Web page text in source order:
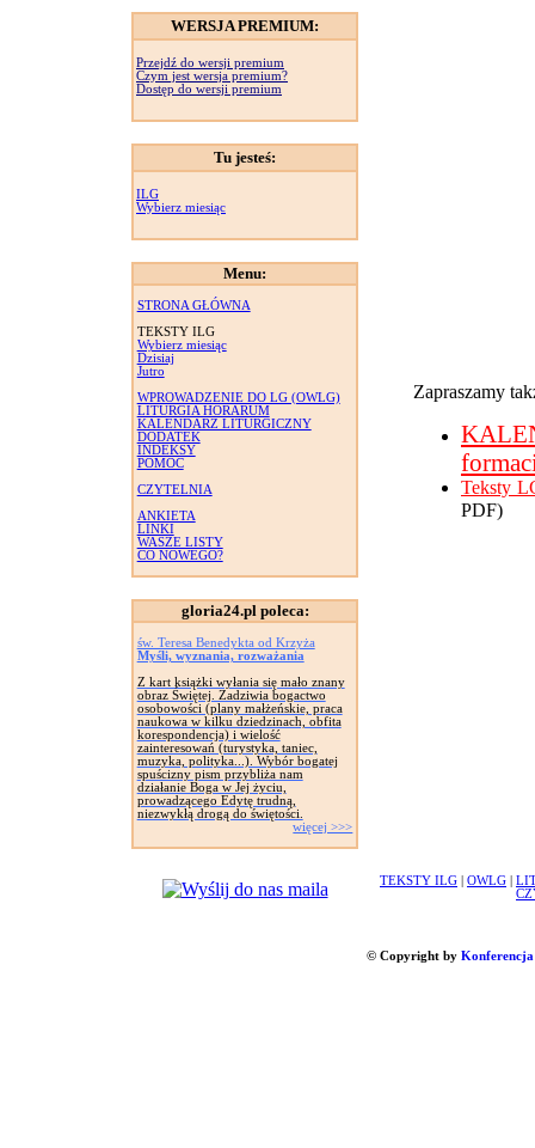
WERSJA PREMIUM:
Przejdź do wersji premium
Czym jest wersja premium?
Dostęp do wersji premium
Tu jesteś:
ILG
Wybierz miesiąc
Menu:
STRONA GŁÓWNA
TEKSTY ILG
Wybierz miesiąc
Dzisiaj
Jutro
WPROWADZENIE DO LG (OWLG)
LITURGIA HORARUM
KALENDARZ LITURGICZNY
DODATEK
INDEKSY
POMOC
CZYTELNIA
ANKIETA
LINKI
WASZE LISTY
CO NOWEGO?
gloria24.pl poleca:
św. Teresa Benedykta od Krzyża
Myśli, wyznania, rozważania
Z kart książki wyłania się mało znany
obraz Świętej. Zadziwia bogactwo
osobowości (plany małżeńskie, praca
naukowa w kilku dziedzinach, obfita
korespondencja) i wielość
zainteresowań (turystyka, taniec,
muzyka, polityka...). Wybór bogatej
spuścizny pism przybliża nam
działanie Boga w Jej życiu,
prowadzącego Edytę trudną,
niezwykłą drogą do świętości.
więcej >>>
Zapraszamy
Teksty
PDF)
TEKSTY ILG OWLG
© Copyright by Konferencja